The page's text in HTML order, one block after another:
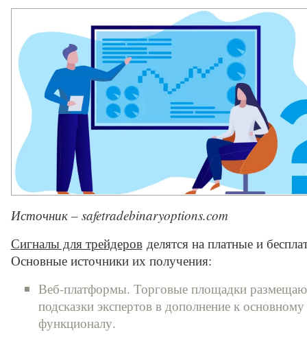
Источник – safetradebinaryoptions.com
Сигналы для трейдеровделятся на платные и
Основные источники их получения:
Веб-платформы. Торговые площадки
подсказки экспертов в дополнение к основному
функционалу.